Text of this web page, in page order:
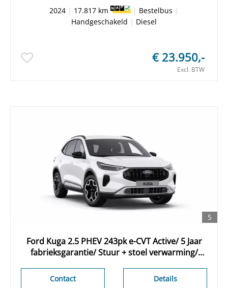
2024 | 17.817 km | Bestelbus |
Handgeschakeld | Diesel
€ 23.950,-
Excl. BTW
5
Ford Kuga 2.5 PHEV 243pk e-CVT Active/ 5 Jaar
fabrieksgarantie/ Stuur + stoel verwarming/
Details
Contact